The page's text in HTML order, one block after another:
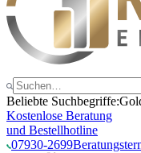
Beliebte Suchbegriffe:
Kostenlose Beratung
und Bestellhotline
07930-2699